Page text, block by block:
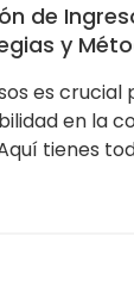
de
y
es crucial
en la
tienes